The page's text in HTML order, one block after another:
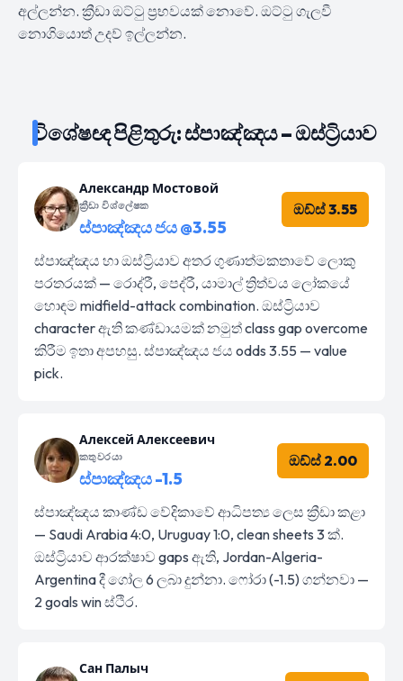
අල්ලන්න. ක්‍රීඩා ඔට්ටු ප්‍රභවයක් නොවේ. ඔට්ටු ගැලවී
නොගියොත් උදව් ඉල්ලන්න.
විශේෂඥ පිළිතුරු: ස්පාඤ්ඤය – ඔස්ට්‍රියාව
Александр Мостовой
ක්‍රීඩා විශ්ලේෂක
ස්පාඤ්ඤය ජය @3.55
ඔඩ්ස් 3.55
ස්පාඤ්ඤය හා ඔස්ට්‍රියාව අතර ගුණාත්මකතාවේ ලොකු
පරතරයක් — රොද්රී, පෙද්රී, යාමාල් ත්‍රිත්වය ලෝකයේ
හොඳම midfield-attack combination. ඔස්ට්‍රියාව
character ඇති කණ්ඩායමක් නමුත් class gap overcome
කිරීම ඉතා අපහසු. ස්පාඤ්ඤය ජය odds 3.55 — value
pick.
Алексей Алексеевич
කතුවරයා
ස්පාඤ්ඤය -1.5
ඔඩ්ස් 2.00
ස්පාඤ්ඤය කාණ්ඩ වේදිකාවේ ආධිපත්‍ය ලෙස ක්‍රීඩා කළා
— Saudi Arabia 4:0, Uruguay 1:0, clean sheets 3 ක්.
ඔස්ට්‍රියාව ආරක්ෂාව gaps ඇති, Jordan-Algeria-
Argentina දී ගෝල 6 ලබා දුන්නා. ෆෝරා (-1.5) ගන්නවා —
2 goals win ස්ථිර.
Сан Палыч